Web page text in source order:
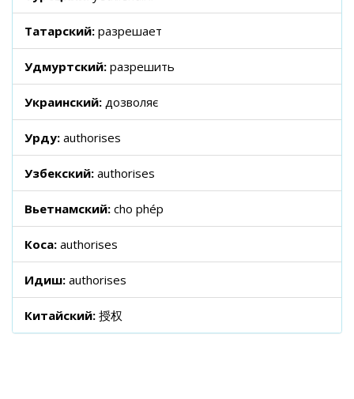
Татарский: разрешает
Удмуртский: разрешить
Украинский: дозволяє
Урду: authorises
Узбекский: authorises
Вьетнамский: cho phép
Коса: authorises
Идиш: authorises
Китайский: 授权